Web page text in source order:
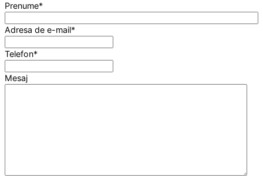
Prenume*
Adresa de e-mail*
Telefon*
Mesaj